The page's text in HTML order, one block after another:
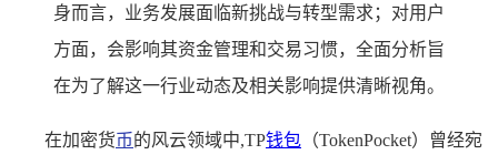
身而言，业务发展面临新挑战与转型需求；对用户
方面，会影响其资金管理和交易习惯，全面分析旨
在为了解这一行业动态及相关影响提供清晰视角。
在加密货币的风云领域中,TP钱包 （TokenPocket）曾经宛